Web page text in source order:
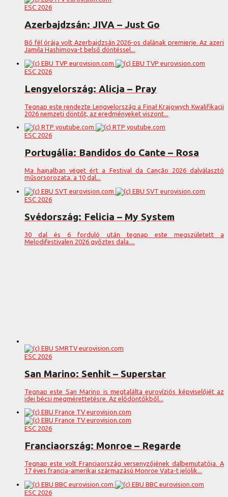
ESC 2026
Azerbajdzsán: JIVA – Just Go
Bő fél órája volt Azerbajdzsán 2026-os dalának premierje. Az azeri
Jamila Hashimova-t belső döntéssel...
ESC 2026
Lengyelország: Alicja – Pray
Tegnap este rendezte Lengyelország a Finał Krajowych Kwalifikacji
2026 nemzeti döntőt, az eredményeket viszont...
ESC 2026
Portugália: Bandidos do Cante – Rosa
Ma hajnalban véget ért a Festival da Canção 2026 dalválasztó
műsorsorozata. a 10 dal...
ESC 2026
Svédország: Felicia – My System
30 dal és 6 forduló után tegnap este megszületett a
Melodifestivalen 2026 győztes dala....
ESC 2026
San Marino: Senhit – Superstar
Tegnap este San Marino is megtalálta eurovíziós képviselőjét az
idei bécsi megmérettetésre. Az elődöntőkből...
ESC 2026
Franciaország: Monroe – Regarde
Tegnap este volt Franciaország versenyzőjének dalbemutatója. A
17 éves francia-amerikai származású Monroe Vata-t jelölik...
ESC 2026